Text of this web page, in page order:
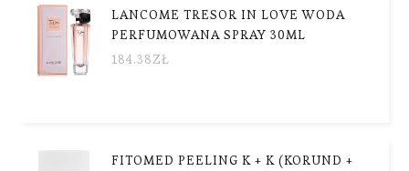
LANCOME TRESOR IN LOVE WODA
PERFUMOWANA SPRAY 30ML
184.38ZŁ
FITOMED PEELING K + K (KORUND +